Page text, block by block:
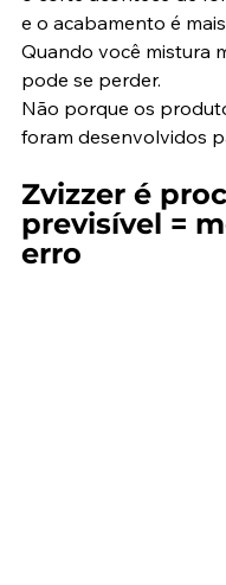
e o acabamento é
Quando você mistura
pode se perder.
Não porque os
foram desenvolvidos
Zvizzer é
previsível =
erro